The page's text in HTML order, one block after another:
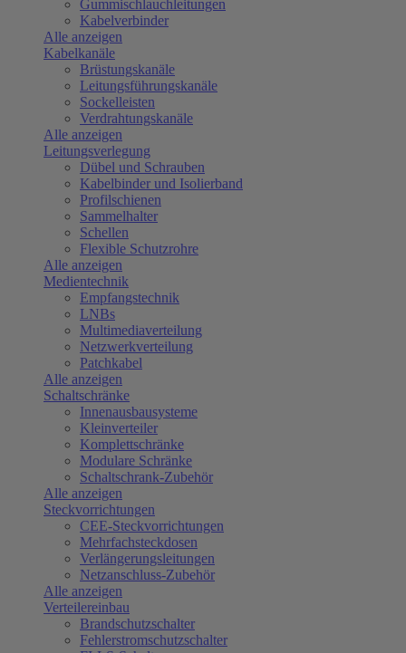
Gummischlauchleitungen
Kabelverbinder
Alle anzeigen
Kabelkanäle
Brüstungskanäle
Leitungsführungskanäle
Sockelleisten
Verdrahtungskanäle
Alle anzeigen
Leitungsverlegung
Dübel und Schrauben
Kabelbinder und Isolierband
Profilschienen
Sammelhalter
Schellen
Flexible Schutzrohre
Alle anzeigen
Medientechnik
Empfangstechnik
LNBs
Multimediaverteilung
Netzwerkverteilung
Patchkabel
Alle anzeigen
Schaltschränke
Innenausbausysteme
Kleinverteiler
Komplettschränke
Modulare Schränke
Schaltschrank-Zubehör
Alle anzeigen
Steckvorrichtungen
CEE-Steckvorrichtungen
Mehrfachsteckdosen
Verlängerungsleitungen
Netzanschluss-Zubehör
Alle anzeigen
Verteilereinbau
Brandschutzschalter
Fehlerstromschutzschalter